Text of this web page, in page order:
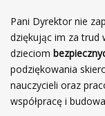
Pani Dyrektor nie
dziękując im za trud
dzieciom
podziękowania
nauczycieli oraz
współpracę i